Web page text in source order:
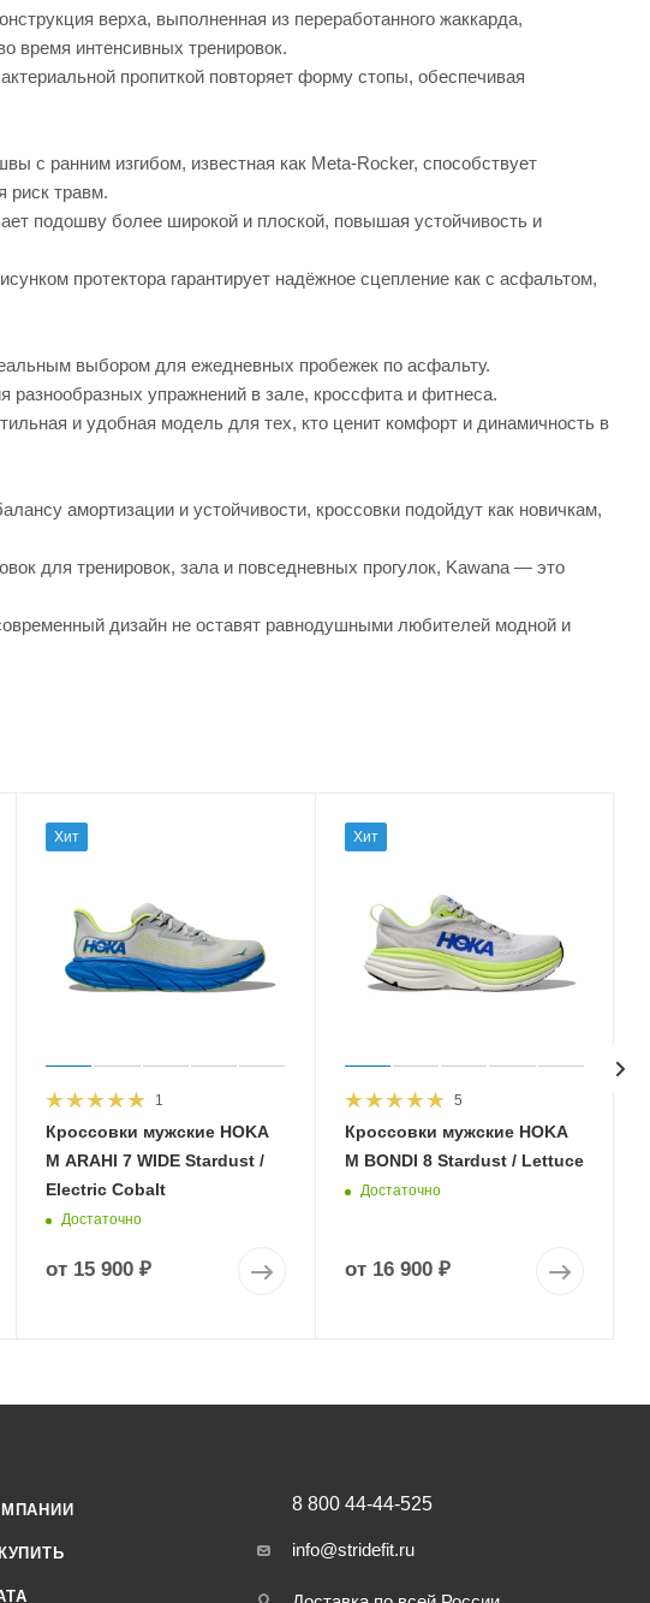
верха, выполненная из переработанного жаккарда,
время интенсивных тренировок.
пропиткой повторяет форму стопы, обеспечивая
с ранним изгибом, известная как Meta-Rocker, способствует
риск травм.
подошву более широкой и плоской, повышая устойчивость и
протектора гарантирует надёжное сцепление как с асфальтом,
выбором для ежедневных пробежек по асфальту.
упражнений в зале, кроссфита и фитнеса.
и удобная модель для тех, кто ценит комфорт и динамичность в
амортизации и устойчивости, кроссовки подойдут как новичкам,
для тренировок, зала и повседневных прогулок, Kawana — это
дизайн не оставят равнодушными любителей модной и
Хит
1
Кроссовки мужские HOKA
M ARAHI 7 WIDE Stardust /
Electric Cobalt
Достаточно
от 15 900 ₽
Хит
5
Кроссовки мужские HOKA
M BONDI 8 Stardust / Lettuce
Достаточно
от 16 900 ₽
8 800 44-44-525
info@stridefit.ru